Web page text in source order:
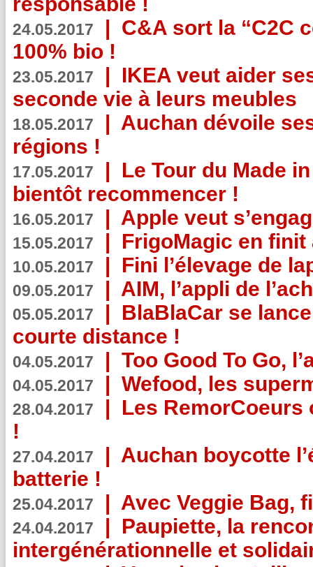
24.05.2017 | C&A sort la “C2C
100% bio !
23.05.2017 | IKEA veut aider
seconde vie à leurs meubles
18.05.2017 | Auchan dévoile
régions !
17.05.2017 | Le Tour du Made
bientôt recommencer !
16.05.2017 | Apple veut
15.05.2017 | FrigoMagic en
10.05.2017 | Fini l’élevage de
09.05.2017 | AIM, l’appli de
05.05.2017 | BlaBlaCar se
courte distance !
04.05.2017 | Too Good To Go,
04.05.2017 | Wefood, les
28.04.2017 | Les RemorCoeurs
!
27.04.2017 | Auchan boycotte
batterie !
25.04.2017 | Avec Veggie Bag,
24.04.2017 | Paupiette, la
intergénérationnelle et